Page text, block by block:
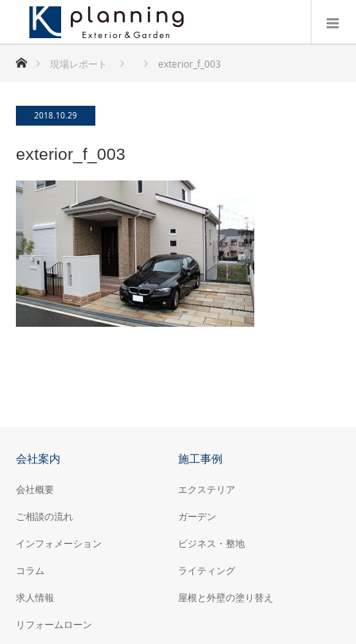
ホーム現場レポート exterior_f_003
2018.10.29
exterior_f_003
会社案内
会社概要
ご相談の流れ
インフォメーション
コラム
求人情報
リフォームローン
施工事例
エクステリア
ガーデン
ビジネス・整地
ライティング
屋根と外壁の塗り替え